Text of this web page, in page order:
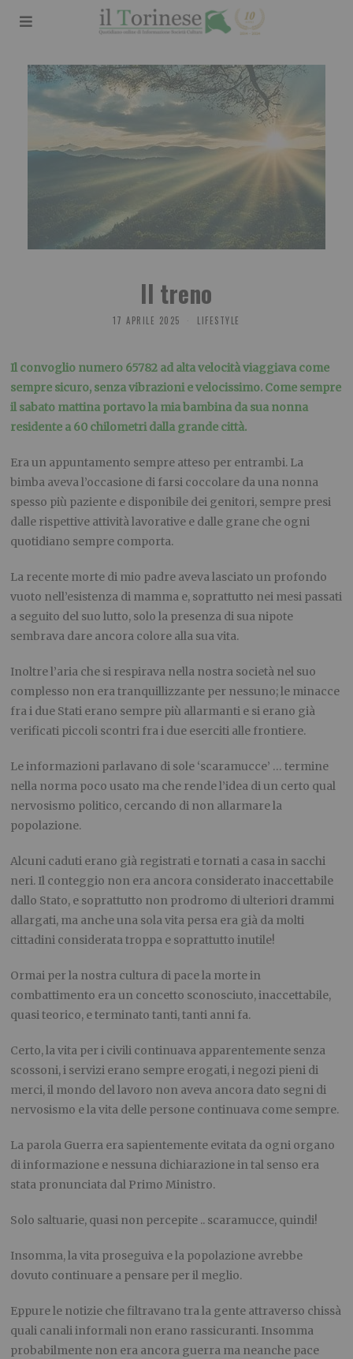
Il treno
17 APRILE 2025 LIFESTYLE
Il convoglio numero 65782 ad alta velocità viaggiava come
sempre sicuro, senza vibrazioni e velocissimo. Come sempre
il sabato mattina portavo la mia bambina da sua nonna
residente a 60 chilometri dalla grande città.
Era un appuntamento sempre atteso per entrambi. La
bimba aveva l’occasione di farsi coccolare da una nonna
spesso più paziente e disponibile dei genitori, sempre presi
dalle rispettive attività lavorative e dalle grane che ogni
quotidiano sempre comporta.
La recente morte di mio padre aveva lasciato un profondo
vuoto nell’esistenza di mamma e, soprattutto nei mesi passati
a seguito del suo lutto, solo la presenza di sua nipote
sembrava dare ancora colore alla sua vita.
Inoltre l’aria che si respirava nella nostra società nel suo
complesso non era tranquillizzante per nessuno; le minacce
fra i due Stati erano sempre più allarmanti e si erano già
verificati piccoli scontri fra i due eserciti alle frontiere.
Le informazioni parlavano di sole ‘scaramucce’ … termine
nella norma poco usato ma che rende l’idea di un certo qual
nervosismo politico, cercando di non allarmare la
popolazione.
Alcuni caduti erano già registrati e tornati a casa in sacchi
neri. Il conteggio non era ancora considerato inaccettabile
dallo Stato, e soprattutto non prodromo di ulteriori drammi
allargati, ma anche una sola vita persa era già da molti
cittadini considerata troppa e soprattutto inutile!
Ormai per la nostra cultura di pace la morte in
combattimento era un concetto sconosciuto, inaccettabile,
quasi teorico, e terminato tanti, tanti anni fa.
Certo, la vita per i civili continuava apparentemente senza
scossoni, i servizi erano sempre erogati, i negozi pieni di
merci, il mondo del lavoro non aveva ancora dato segni di
nervosismo e la vita delle persone continuava come sempre.
La parola Guerra era sapientemente evitata da ogni organo
di informazione e nessuna dichiarazione in tal senso era
stata pronunciata dal Primo Ministro.
Solo saltuarie, quasi non percepite .. scaramucce, quindi!
Insomma, la vita proseguiva e la popolazione avrebbe
dovuto continuare a pensare per il meglio.
Eppure le notizie che filtravano tra la gente attraverso chissà
quali canali informali non erano rassicuranti. Insomma
probabilmente non era ancora guerra ma neanche pace